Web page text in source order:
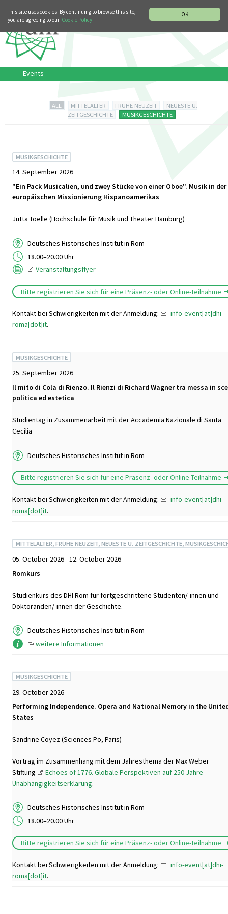
OK
This site uses cookies. By continuing to browse this site,
you are agreeing to our Cookie Policy.
Events
ALL MITTELALTER FRÜHE NEUZEIT
NEUESTE U.
ZEITGESCHICHTE
MUSIKGESCHICHTE
MUSIKGESCHICHTE
14. September 2026
"Ein Pack Musicalien, und zwey Stücke von einer Oboe". Musik in der
europäischen Missionierung Hispanoamerikas
Jutta Toelle (Hochschule für Musik und Theater Hamburg)
Deutsches Historisches Institut in Rom
18.00–20.00 Uhr
Veranstaltungsflyer
Bitte registrieren Sie sich für eine Präsenz- oder Online-Teilnahme
Kontakt bei Schwierigkeiten mit der Anmeldung:
info-event[at]dhi-
roma[dot]it.
MUSIKGESCHICHTE
25. September 2026
Il mito di Cola di Rienzo. Il Rienzi di Richard Wagner tra messa in
politica ed estetica
Studientag in Zusammenarbeit mit der Accademia Nazionale di Santa
Cecilia
Deutsches Historisches Institut in Rom
Bitte registrieren Sie sich für eine Präsenz- oder Online-Teilnahme
Kontakt bei Schwierigkeiten mit der Anmeldung:
info-event[at]dhi-
roma[dot]it.
MITTELALTER, FRÜHE NEUZEIT, NEUESTE U. ZEITGESCHICHTE,
05. October 2026 - 12. October 2026
Romkurs
Studienkurs des DHI Rom für fortgeschrittene Studenten/-innen und
Doktoranden/-innen der Geschichte.
Deutsches Historisches Institut in Rom
weitere Informationen
MUSIKGESCHICHTE
29. October 2026
Performing Independence. Opera and National Memory in the
States
Sandrine Coyez (Sciences Po, Paris)
Vortrag im Zusammenhang mit dem Jahresthema der Max Weber
Stiftung
Echoes of 1776. Globale Perspektiven auf 250 Jahre
Unabhängigkeitserklärung.
Deutsches Historisches Institut in Rom
18.00–20.00 Uhr
Bitte registrieren Sie sich für eine Präsenz- oder Online-Teilnahme
Kontakt bei Schwierigkeiten mit der Anmeldung:
info-event[at]dhi-
roma[dot]it.